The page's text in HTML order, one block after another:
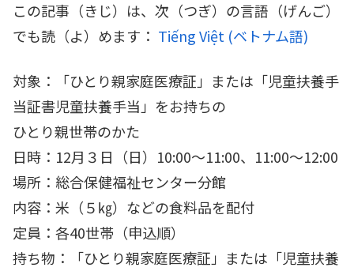
この記事（きじ）は、次（つぎ）の言語（げんご）
でも読（よ）めます： Tiếng Việt (ベトナム語)
対象：「ひとり親家庭医療証」または「児童扶養手
当証書児童扶養手当」をお持ちの
ひとり親世帯のかた
日時：12月３日（日）10:00〜11:00、11:00〜12:00
場所：総合保健福祉センター分館
内容：米（５㎏）などの食料品を配付
定員：各40世帯（申込順）
持ち物：「ひとり親家庭医療証」または「児童扶養